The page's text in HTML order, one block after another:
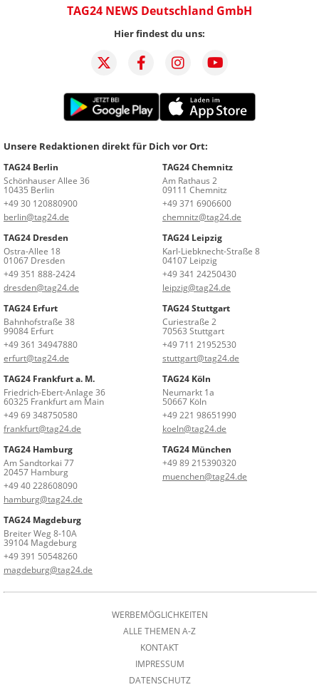
TAG24 NEWS Deutschland GmbH
Hier findest du uns:
Unsere Redaktionen direkt für Dich vor Ort:
TAG24 Berlin
Schönhauser Allee 36
10435 Berlin
+49 30 120880900
berlin@tag24.de
TAG24 Chemnitz
Am Rathaus 2
09111 Chemnitz
+49 371 6906600
chemnitz@tag24.de
TAG24 Dresden
Ostra-Allee 18
01067 Dresden
+49 351 888-2424
dresden@tag24.de
TAG24 Leipzig
Karl-Liebknecht-Straße 8
04107 Leipzig
+49 341 24250430
leipzig@tag24.de
TAG24 Erfurt
Bahnhofstraße 38
99084 Erfurt
+49 361 34947880
erfurt@tag24.de
TAG24 Stuttgart
Curiestraße 2
70563 Stuttgart
+49 711 21952530
stuttgart@tag24.de
TAG24 Frankfurt a. M.
Friedrich-Ebert-Anlage 36
60325 Frankfurt am Main
+49 69 348750580
frankfurt@tag24.de
TAG24 Köln
Neumarkt 1a
50667 Köln
+49 221 98651990
koeln@tag24.de
TAG24 Hamburg
Am Sandtorkai 77
20457 Hamburg
+49 40 228608090
hamburg@tag24.de
TAG24 München
+49 89 215390320
muenchen@tag24.de
TAG24 Magdeburg
Breiter Weg 8-10A
39104 Magdeburg
+49 391 50548260
magdeburg@tag24.de
WERBEMÖGLICHKEITEN
ALLE THEMEN A-Z
KONTAKT
IMPRESSUM
DATENSCHUTZ